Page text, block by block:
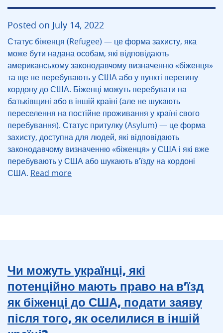
Posted on July 14, 2022
Статус біженця (Refugee) — це форма захисту, яка
може бути надана особам, які відповідають
американському законодавчому визначенню «біженця»
та ще не перебувають у США або у пункті перетину
кордону до США. Біженці можуть перебувати на
батьківщині або в іншій країні (але не шукають
переселення на постійне проживання у країні свого
перебування). Статус притулку (Asylum) — це форма
захисту, доступна для людей, які відповідають
законодавчому визначенню «біженця» у США і які вже
перебувають у США або шукають в’їзду на кордоні
США. Read more
Чи можуть українці, які
потенційно мають право на в’їзд
як біженці до США, подати заяву
після того, як оселилися в іншій